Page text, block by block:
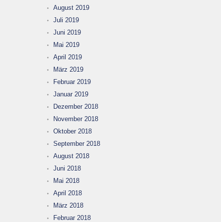
August 2019
Juli 2019
Juni 2019
Mai 2019
April 2019
März 2019
Februar 2019
Januar 2019
Dezember 2018
November 2018
Oktober 2018
September 2018
August 2018
Juni 2018
Mai 2018
April 2018
März 2018
Februar 2018